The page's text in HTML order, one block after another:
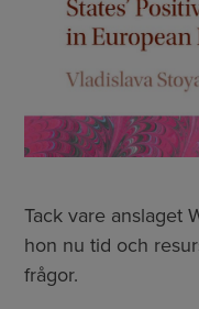
Tack vare anslaget
hon nu tid och
frågor.